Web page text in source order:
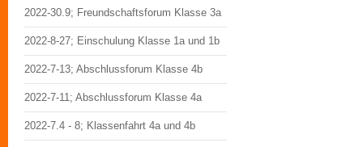
2022-30.9; Freundschaftsforum Klasse 3a
2022-8-27; Einschulung Klasse 1a und 1b
2022-7-13; Abschlussforum Klasse 4b
2022-7-11; Abschlussforum Klasse 4a
2022-7.4 - 8; Klassenfahrt 4a und 4b